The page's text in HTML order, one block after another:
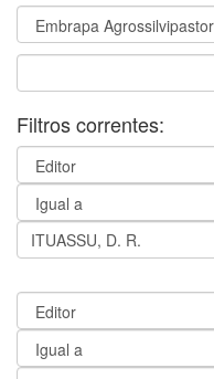
Filtros correntes: